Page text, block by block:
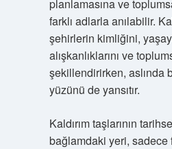
planlamasına ve
farklı adlarla anılabilir.
şehirlerin kimliğini,
alışkanlıklarını ve
şekillendirirken, aslında
yüzünü de yansıtır.
Kaldırım taşlarının
bağlamdaki yeri, sadece